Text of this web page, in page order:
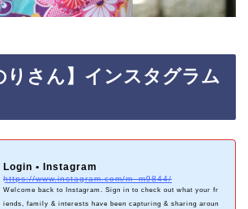
さん】インスタグラム
Login • Instagram
https://www.instagram.com/m_m9844/
Welcome back to Instagram. Sign in to check out what your fr
iends, family & interests have been capturing & sharing aroun